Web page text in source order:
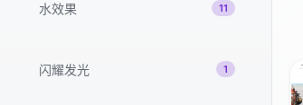
水效果 11
闪耀发光 1